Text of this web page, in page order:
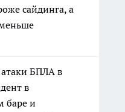
сайдинга, а
атаки БПЛА в
в
баре и